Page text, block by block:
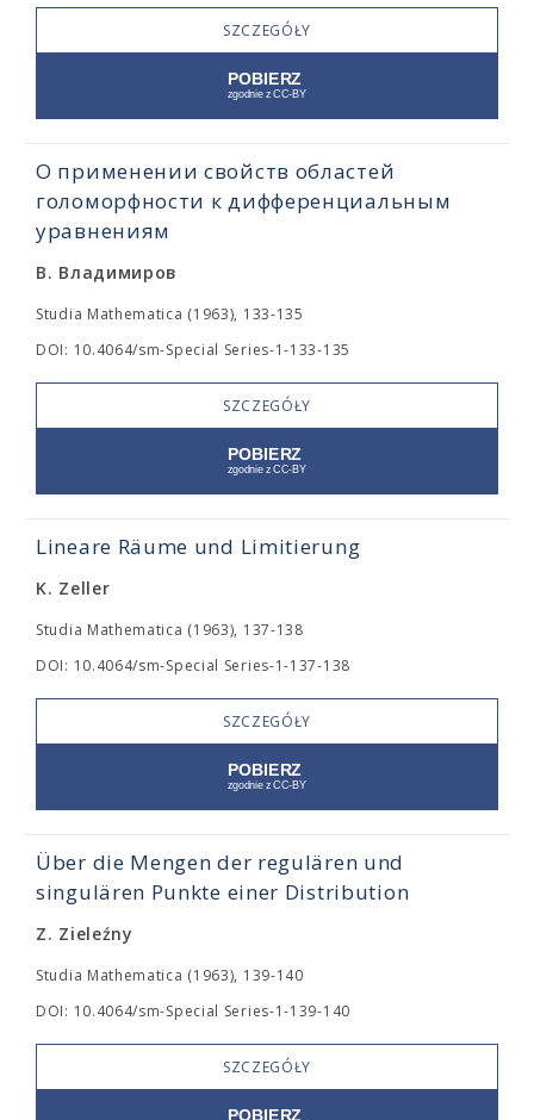
SZCZEGÓŁY
О применении свойств областей
голоморфности к дифференциальным
уравнениям
В. Владимиров
Studia Mathematica (1963), 133-135
DOI: 10.4064/sm-Special Series-1-133-135
SZCZEGÓŁY
Lineare Räume und Limitierung
K. Zeller
Studia Mathematica (1963), 137-138
DOI: 10.4064/sm-Special Series-1-137-138
SZCZEGÓŁY
Über die Mengen der regulären und
singulären Punkte einer Distribution
Z. Zieleźny
Studia Mathematica (1963), 139-140
DOI: 10.4064/sm-Special Series-1-139-140
SZCZEGÓŁY